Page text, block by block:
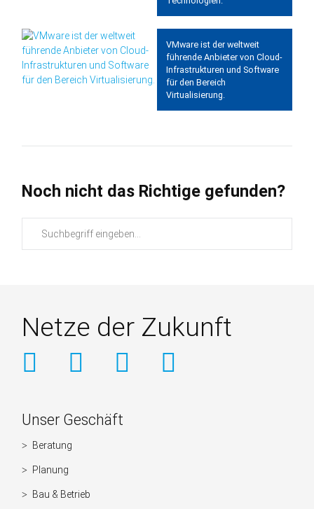
VMware ist der weltweit
führende Anbieter von Cloud-
Infrastrukturen und Software
für den Bereich
Virtualisierung.
Noch nicht das Richtige gefunden?
Netze der Zukunft
Weitere
Informationen
Unser Geschäft
Navigation
überspringen
Beratung
Planung
Bau & Betrieb